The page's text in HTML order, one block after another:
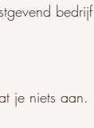
bedrijf
je niets aan.